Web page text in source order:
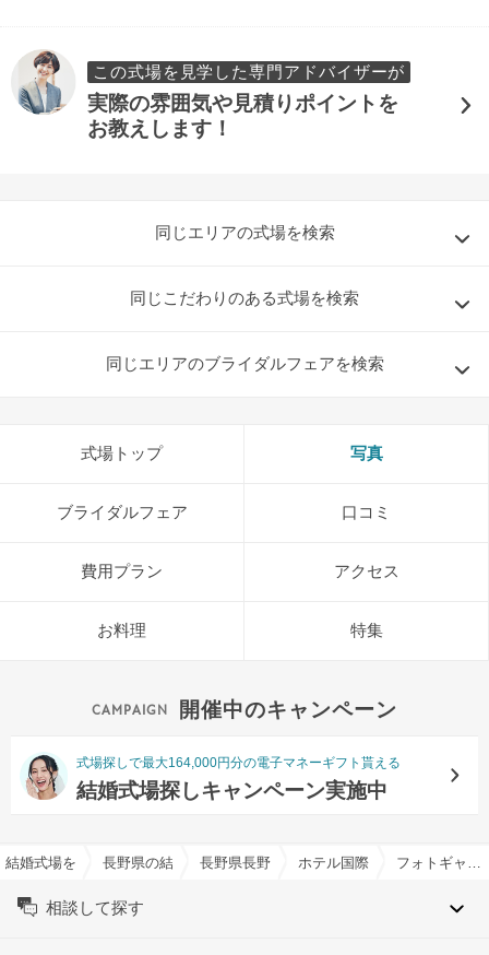
この式場を見学した専門アドバイザーが
実際の雰囲気や見積りポイントを
お教えします！
同じエリアの式場を検索
同じこだわりのある式場を検索
同じエリアのブライダルフェアを検索
式場トップ 写真
ブライダルフェア 口コミ
費用プラン アクセス
お料理 特集
開催中のキャンペーン
式場探しで最大164,000円分の電子マネーギフト貰える
結婚式場探しキャンペーン実施中
結婚式場を探すならハナユメ
長野県の結婚式場一覧長野県長野市の結婚式場一覧
ホテル国際21で結婚式
相談して探す